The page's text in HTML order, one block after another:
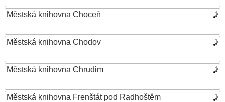
Městská knihovna Choceň
Městská knihovna Chodov
Městská knihovna Chrudim
Městská knihovna Frenštát pod Radhoštěm